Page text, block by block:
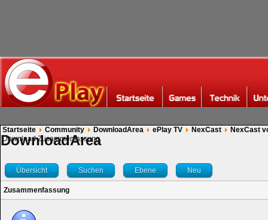
Startseite Community DownloadArea ePlay TV NexCast
NexCast
Download Zusammenfassung
DownloadArea
Übersicht Suchen Ebene Neu
Zusammenfassung